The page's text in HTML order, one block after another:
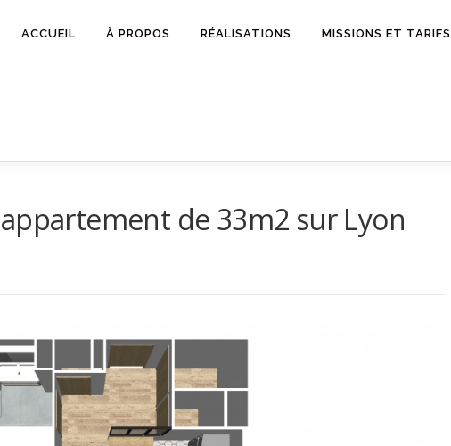
ACCUEIL À PROPOS RÉALISATIONS MISSIONS ET TARIFS
de 33m2 sur Lyon